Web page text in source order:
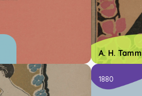
A. H.
1880